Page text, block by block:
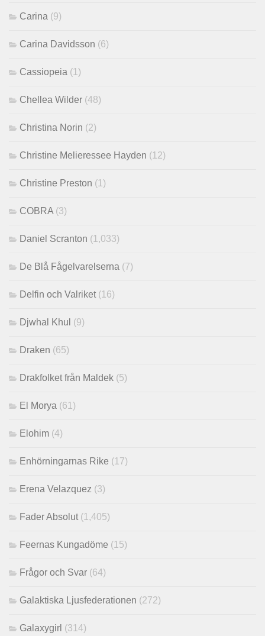
Carina (9)
Carina Davidsson (6)
Cassiopeia (1)
Chellea Wilder (48)
Christina Norin (2)
Christine Melieressee Hayden (12)
Christine Preston (1)
COBRA (3)
Daniel Scranton (1,033)
De Blå Fågelvarelserna (7)
Delfin och Valriket (16)
Djwhal Khul (9)
Draken (65)
Drakfolket från Maldek (5)
El Morya (61)
Elohim (4)
Enhörningarnas Rike (17)
Erena Velazquez (3)
Fader Absolut (1,405)
Feernas Kungadöme (15)
Frågor och Svar (64)
Galaktiska Ljusfederationen (272)
Galaxygirl (314)